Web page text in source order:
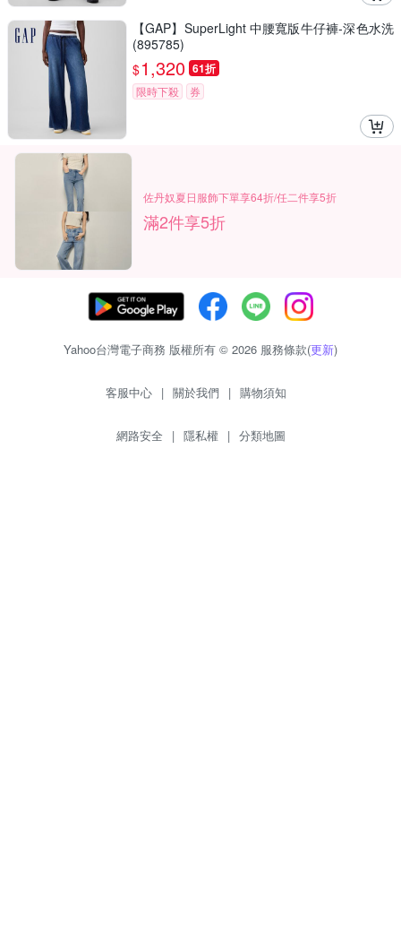
【GAP】SuperLight 中腰寬版牛仔褲-深色水洗
(895785)
$1,320 61折
限時下殺 券
佐丹奴夏日服飾下單享64折/任二件享5折
滿2件享5折
Yahoo台灣電子商務 版權所有 © 2026 服務條款(更新)
客服中心 | 關於我們 | 購物須知
網路安全 | 隱私權 | 分類地圖